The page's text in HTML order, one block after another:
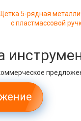
5-рядная
с пластмассовой